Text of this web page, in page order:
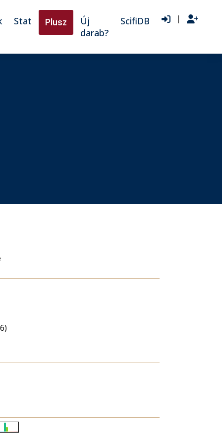
Stat Plusz
Új
darab?
ScifiDB |